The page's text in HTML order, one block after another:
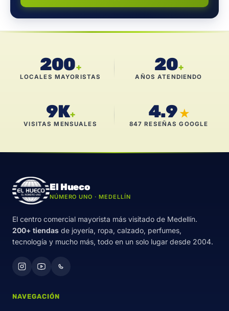
200+
LOCALES MAYORISTAS
20+
AÑOS ATENDIENDO
9K+
VISITAS MENSUALES
4.9 ★
847 RESEÑAS GOOGLE
El Hueco
NÚMERO UNO · MEDELLÍN
El centro comercial mayorista más visitado de Medellín.
200+ tiendas de joyería, ropa, calzado, perfumes,
tecnología y mucho más, todo en un solo lugar desde 2004.
NAVEGACIÓN